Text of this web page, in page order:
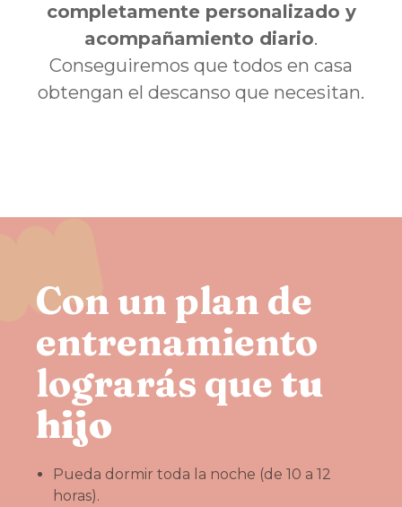
completamente personalizado y
acompañamiento diario.
Conseguiremos que todos en casa
obtengan el descanso que necesitan.
Con un plan de
entrenamiento
lograrás quetu
hijo
Pueda dormir toda la noche (de 10 a 12
horas).